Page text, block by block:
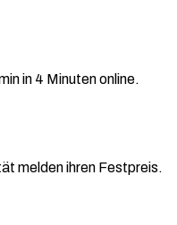
in 4 Minuten online.
melden ihren Festpreis.